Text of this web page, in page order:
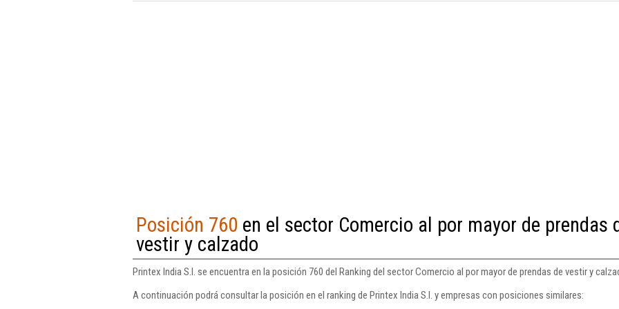
Posición 760 en el sector Comercio al por mayor de prendas
vestir y calzado
Printex India S.l. se encuentra en la posición 760 del Ranking del sector Comercio al por mayor de prendas de vestir y
A continuación podrá consultar la posición en el ranking de Printex India S.l. y empresas con posiciones similares: